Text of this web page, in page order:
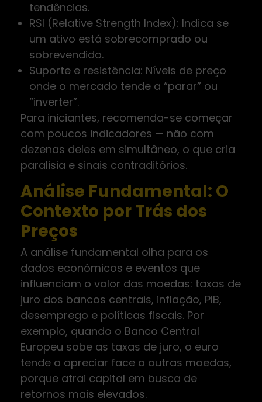
tendências.
RSI (Relative Strength Index): Indica se
um ativo está sobrecomprado ou
sobrevendido.
Suporte e resistência: Níveis de preço
onde o mercado tende a “parar” ou
“inverter”.
Para iniciantes, recomenda-se começar
com poucos indicadores — não com
dezenas deles em simultâneo, o que cria
paralisia e sinais contraditórios.
Análise Fundamental: O
Contexto por Trás dos
Preços
A análise fundamental olha para os
dados económicos e eventos que
influenciam o valor das moedas: taxas de
juro dos bancos centrais, inflação, PIB,
desemprego e políticas fiscais. Por
exemplo, quando o Banco Central
Europeu sobe as taxas de juro, o euro
tende a apreciar face a outras moedas,
porque atrai capital em busca de
retornos mais elevados.